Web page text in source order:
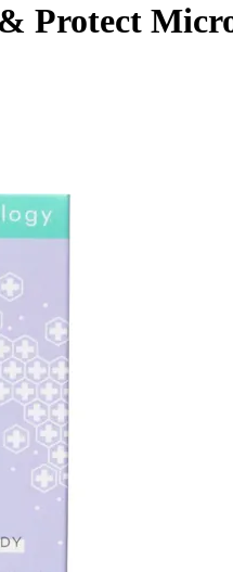
Protect